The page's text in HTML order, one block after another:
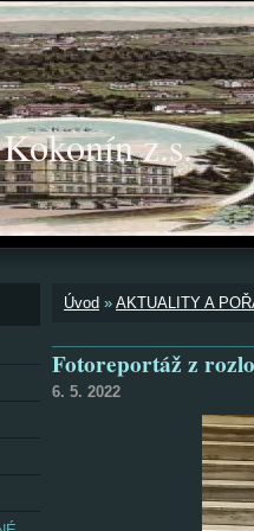
z.s.
Úvod » AKTUALITY A
Fotoreportáž z
6. 5. 2022